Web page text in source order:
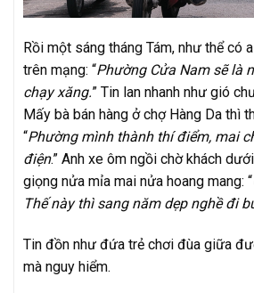
Rồi một sáng tháng Tám, như thể có
trên mạng: “Phường Cửa Nam sẽ là
chạy xăng.” Tin lan nhanh như gió
Mấy bà bán hàng ở chợ Hàng Da thì
“Phường mình thành thí điểm, mai
điện.” Anh xe ôm ngồi chờ khách
giọng nửa mỉa mai nửa hoang mang: “
Thế này thì sang năm dẹp nghề đi
Tin đồn như đứa trẻ chơi đùa giữa
mà nguy hiểm.